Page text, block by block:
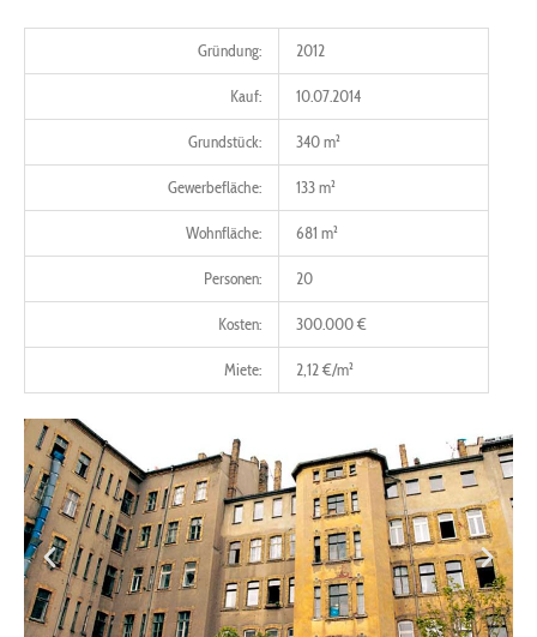
Gründung: 2012
Kauf: 10.07.2014
Grundstück: 340 m²
Gewerbefläche: 133 m²
Wohnfläche: 681 m²
Personen: 20
Kosten: 300.000 €
Miete: 2,12 €/m²